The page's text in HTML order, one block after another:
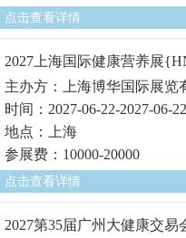
点击查看详情
2027上海国际健康营养展
主办方：上海博华国际展览
时间：2027-06-22-2027-06-22
地点：上海
参展费：10000-20000
点击查看详情
2027第35届广州大健康交